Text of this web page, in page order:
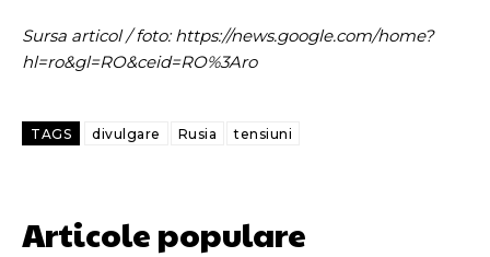
Sursa articol / foto: https://news.google.com/home?
hl=ro&gl=RO&ceid=RO%3Aro
TAGS divulgare Rusia tensiuni
Articole populare